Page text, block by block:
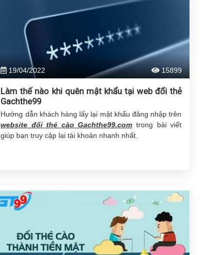
19/04/2022 15899
Làm thế nào khi quên mật khẩu tại web đổi thẻ
Gachthe99
Hướng dẫn khách hàng lấy lại mật khẩu đăng nhập trên
website đổi thẻ cào Gachthe99.com trong bài viết
giúp bạn truy cập lại tài khoản nhanh nhất.